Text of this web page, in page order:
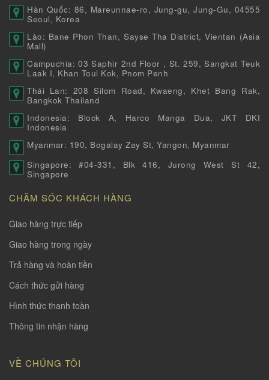
Hàn Quốc: 86, Mareunnae-ro, Jung-gu, Jung-Gu, 04555
Seoul, Korea
Lào: Bane Phon Than, Sayse Tha District, Vientan (Asia
Mall)
Campuchia: 03 Saphir 2nd Floor , St. 259, Sangkat Teuk
Laak I, Khan Toul Kok, Pnom Penh
Thái Lan: 208 Silom Road, Kwaeng, Khet Bang Rak,
Bangkok Thailand
Indonesia: Block A, Harco Manga Dua, JKT DKI
Indonesia
Myanmar: 190, Bogalay Zay St, Yangon, Myanmar
Singapore: #04-331, Blk 416, Jurong West St 42,
Singapore
CHĂM SÓC KHÁCH HÀNG
Giao hàng trực tiếp
Giao hàng trong ngày
Trả hàng và hoàn tiền
Cách thức gửi hàng
Hình thức thanh toàn
Thông tin nhận hàng
VỀ CHÚNG TÔI